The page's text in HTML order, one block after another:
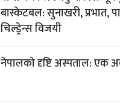
बास्केटबल: सुनाखरी, प्रभात,
चिल्ड्रेन्स विजयी
नेपालकाे दृष्टि अस्पताल: एक